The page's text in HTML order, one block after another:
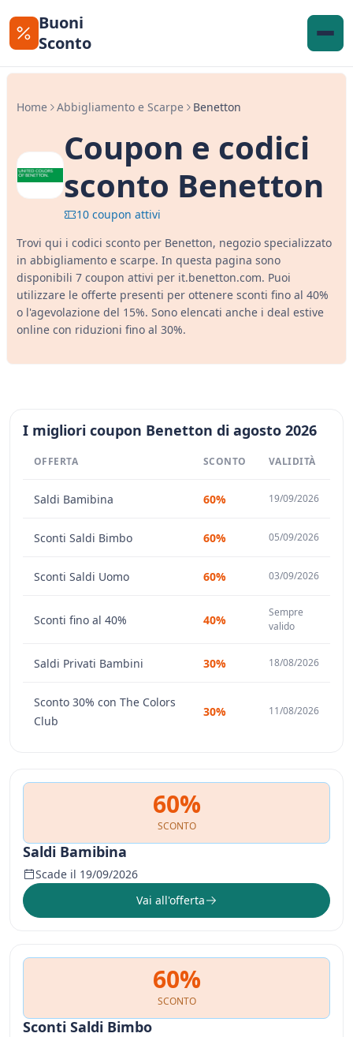
Buoni
Sconto
Home Abbigliamento e Scarpe Benetton
Coupon e codici
sconto Benetton
10 coupon attivi
Trovi qui i codici sconto per Benetton, negozio specializzato
in abbigliamento e scarpe. In questa pagina sono
disponibili 7 coupon attivi per it.benetton.com. Puoi
utilizzare le offerte presenti per ottenere sconti fino al 40%
o l'agevolazione del 15%. Sono elencati anche i deal estive
online con riduzioni fino al 30%.
I migliori coupon Benetton di agosto 2026
OFFERTA SCONTO VALIDITÀ
Saldi Bamibina 60% 19/09/2026
Sconti Saldi Bimbo 60% 05/09/2026
Sconti Saldi Uomo 60% 03/09/2026
Sconti fino al 40% 40%
Sempre
valido
Saldi Privati Bambini 30% 18/08/2026
Sconto 30% con The Colors
Club
30% 11/08/2026
60%
SCONTO
Saldi Bamibina
Scade il 19/09/2026
Vai all'offerta
60%
SCONTO
Sconti Saldi Bimbo